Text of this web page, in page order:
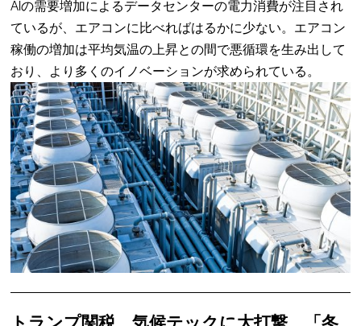
AIの需要増加によるデータセンターの電力消費が注目され
ているが、エアコンに比べればはるかに少ない。エアコン
稼働の増加は平均気温の上昇との間で悪循環を生み出して
おり、より多くのイノベーションが求められている。